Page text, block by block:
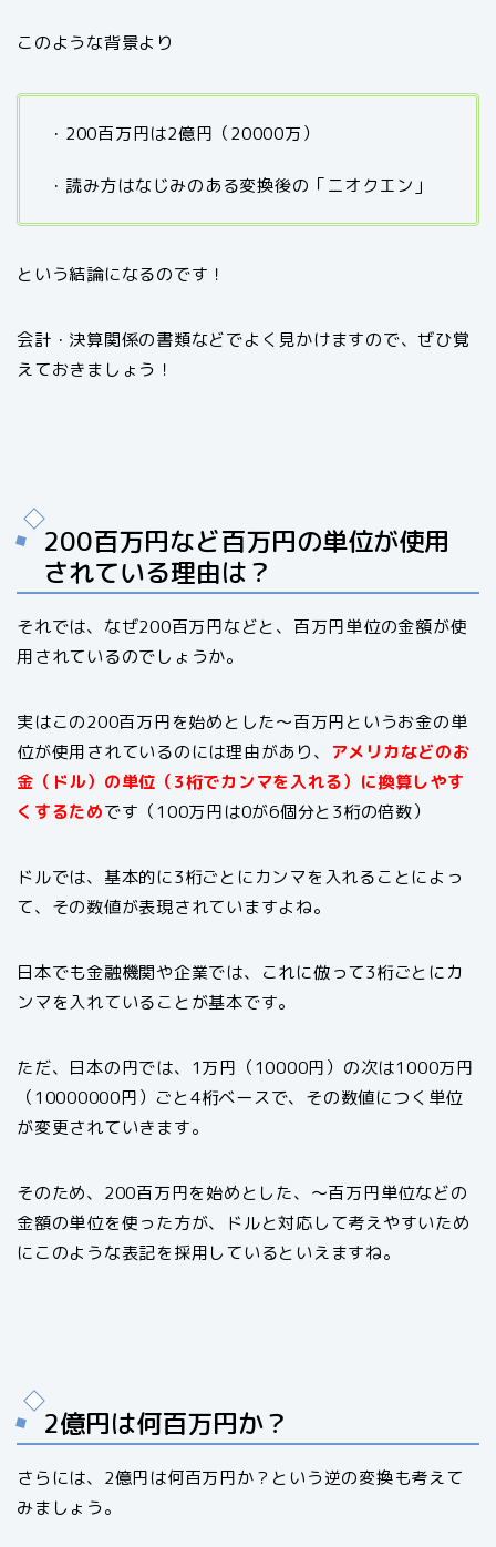
このような背景より
・200百万円は2億円（20000万）
・読み方はなじみのある変換後の「ニオクエン」
という結論になるのです！
会計・決算関係の書類などでよく見かけますので、ぜひ覚
えておきましょう！
200百万円など百万円の単位が使用
されている理由は？
それでは、なぜ200百万円などと、百万円単位の金額が使
用されているのでしょうか。
実はこの200百万円を始めとした～百万円というお金の単
位が使用されているのには理由があり、 アメリカなどのお
金（ドル）の単位（3桁でカンマを入れる）に換算しやす
くするためです（100万円は0が6個分と3桁の倍数）
ドルでは、基本的に3桁ごとにカンマを入れることによっ
て、その数値が表現されていますよね。
日本でも金融機関や企業では、これに倣って3桁ごとにカ
ンマを入れていることが基本です。
ただ、日本の円では、1万円（10000円）の次は1000万円
（10000000円）ごと4桁ベースで、その数値につく単位
が変更されていきます。
そのため、200百万円を始めとした、～百万円単位などの
金額の単位を使った方が、ドルと対応して考えやすいため
にこのような表記を採用しているといえますね。
2億円は何百万円か？
さらには、2億円は何百万円か？という逆の変換も考えて
みましょう。